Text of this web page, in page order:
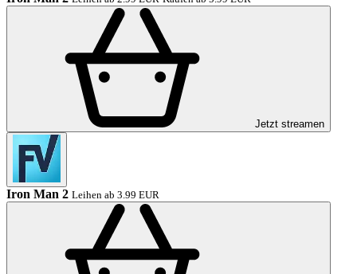
Jetzt streamen
Iron Man 2 Leihen ab 3.99 EUR